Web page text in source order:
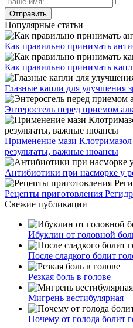
Популярные статьи
Как правильно принимать
Как правильно принимать
Глазные капли для улучшения
Энтеросгель перед приемом
Применение мази
результаты, важные нюансы
Антибиотики при насморке у
Рецепты приготовления
Свежие публикации
Ибуклин от головной
После сладкого болит
Резкая боль в голове
Мигрень вестибулярная
Почему от голода болит